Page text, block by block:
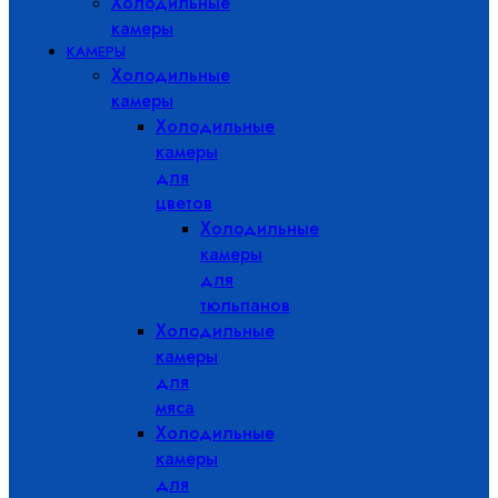
камеры
КАМЕРЫ
Холодильные
камеры
Холодильные
камеры
для
цветов
Холодильные
камеры
для
тюльпанов
Холодильные
камеры
для
мяса
Холодильные
камеры
для